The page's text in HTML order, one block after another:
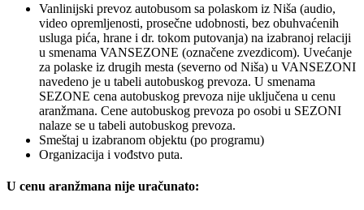
Vanlinijski prevoz autobusom sa polaskom iz Niša (audio,
video opremljenosti, prosečne udobnosti, bez obuhvaćenih
usluga pića, hrane i dr. tokom putovanja) na izabranoj relaciji
u smenama VANSEZONE (označene zvezdicom). Uvećanje
za polaske iz drugih mesta (severno od Niša) u VANSEZONI
navedeno je u tabeli autobuskog prevoza. U smenama
SEZONE cena autobuskog prevoza nije uključena u cenu
aranžmana. Cene autobuskog prevoza po osobi u SEZONI
nalaze se u tabeli autobuskog prevoza.
Smeštaj u izabranom objektu (po programu)
Organizacija i vođstvo puta.
U cenu aranžmana nije uračunato: